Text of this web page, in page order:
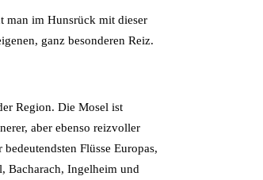
man im Hunsrück mit dieser
ganz besonderen Reiz.
Region. Die Mosel ist
aber ebenso reizvoller
Flüsse Europas,
Bacharach, Ingelheim und